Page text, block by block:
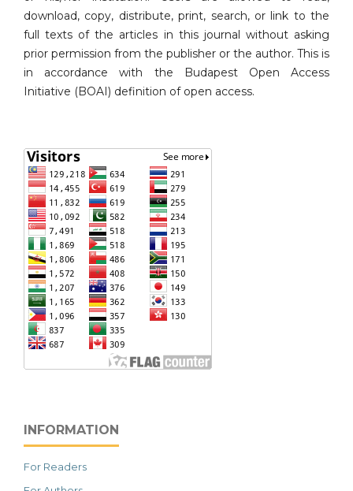
download, copy, distribute, print, search, or link to the
full texts of the articles in this journal without asking
prior permission from the publisher or the author. This is
in accordance with the Budapest Open Access
Initiative (BOAI) definition of open access.
INFORMATION
For Readers